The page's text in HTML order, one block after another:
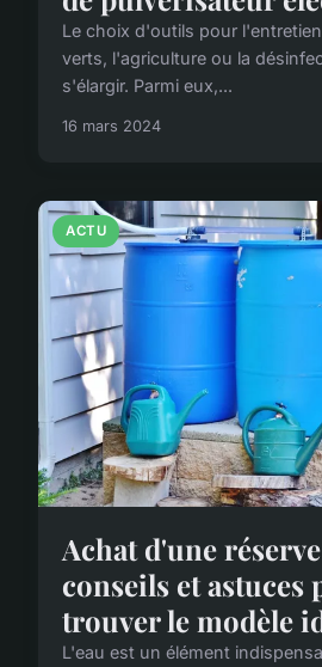
Le choix d'outils pour
verts, l'agriculture ou la
s'élargir. Parmi eux,...
16 mars 2024
ACTU
Achat d'une
conseils et astuces
trouver le modèle
L'eau est un élément